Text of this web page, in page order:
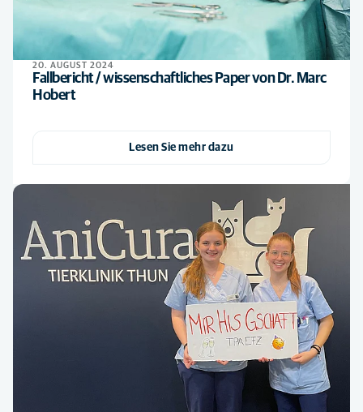
20. AUGUST 2024
Fallbericht / wissenschaftliches Paper von Dr. Marc
Hobert
Lesen Sie mehr dazu